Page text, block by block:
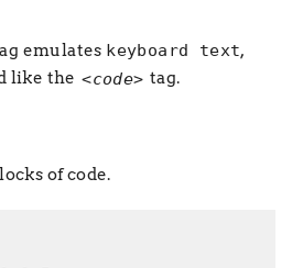
emulates keyboard text,
like the <code> tag.
of code.